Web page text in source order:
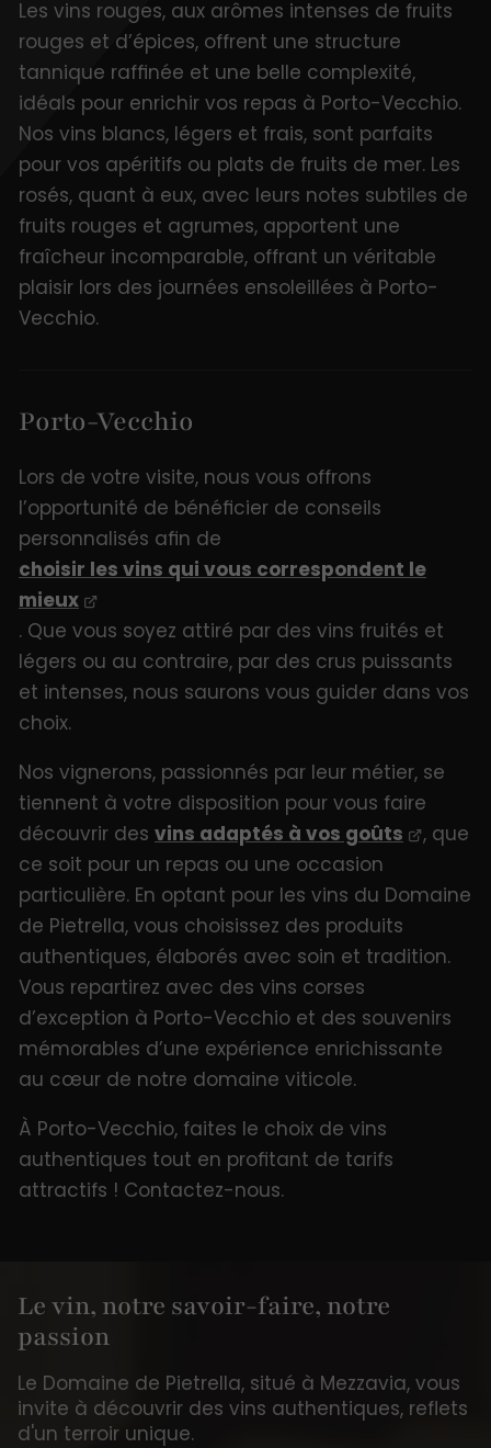
Les vins rouges, aux arômes intenses de fruits
rouges et d’épices, offrent une structure
tannique raffinée et une belle complexité,
idéals pour enrichir vos repas à Porto-Vecchio.
Nos vins blancs, légers et frais, sont parfaits
pour vos apéritifs ou plats de fruits de mer. Les
rosés, quant à eux, avec leurs notes subtiles de
fruits rouges et agrumes, apportent une
fraîcheur incomparable, offrant un véritable
plaisir lors des journées ensoleillées à Porto-
Vecchio.
Porto-Vecchio
Lors de votre visite, nous vous offrons
l’opportunité de bénéficier de conseils
personnalisés afin de
choisir les vins qui vous correspondent le
mieux
. Que vous soyez attiré par des vins fruités et
légers ou au contraire, par des crus puissants
et intenses, nous saurons vous guider dans vos
choix.
Nos vignerons, passionnés par leur métier, se
tiennent à votre disposition pour vous faire
découvrir des vins adaptés à vos goûts
, que
ce soit pour un repas ou une occasion
particulière. En optant pour les vins du Domaine
de Pietrella, vous choisissez des produits
authentiques, élaborés avec soin et tradition.
Vous repartirez avec des vins corses
d’exception à Porto-Vecchio et des souvenirs
mémorables d’une expérience enrichissante
au cœur de notre domaine viticole.
À Porto-Vecchio, faites le choix de vins
authentiques tout en profitant de tarifs
attractifs ! Contactez-nous.
Le vin, notre savoir-faire, notre
passion
Le Domaine de Pietrella, situé à Mezzavia, vous
invite à découvrir des vins authentiques, reflets
d'un terroir unique.